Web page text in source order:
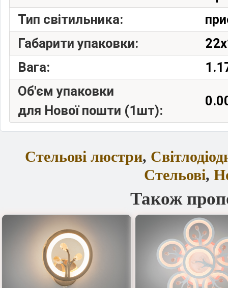
Тип світильника:
Габарити упаковки:
Вага:
Об'єм упаковки
для Нової пошти (1шт):
Стельові люстри,
Стельові,
Також